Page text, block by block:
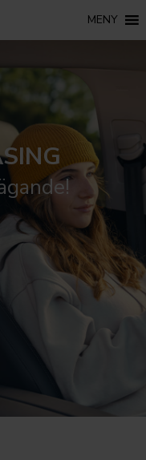
MENY